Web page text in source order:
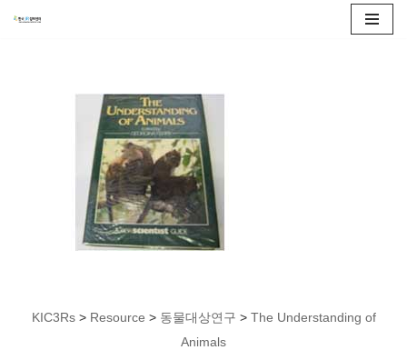
KIC3Rs> Resource > 동물대상연구 > The Understanding of
Animals